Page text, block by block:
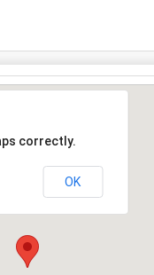
correctly.
OK